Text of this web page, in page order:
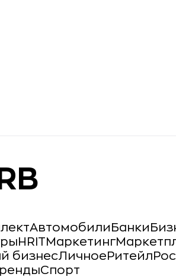
Автомобили Банки
HR ITМаркетинг
бизнесЛичноеРитейл
Спорт